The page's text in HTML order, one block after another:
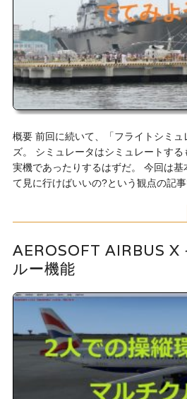
概要 前回に続いて、「フライトシミ
ズ。 シミュレータはシミュレートす
実機であったりするはずだ。 今回は
て見に行けばいいの?という観点の記
AEROSOFT AIRBUS X
ルー機能